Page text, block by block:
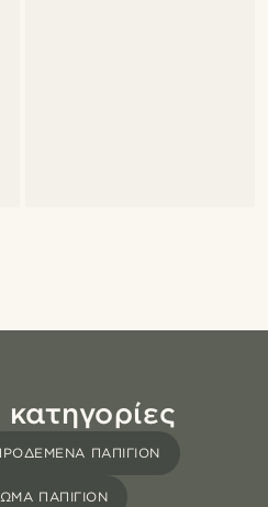
κατηγορίες
ΠΑΠΙΓΙΌΝ
ΠΑΠΙΓΙΌΝ